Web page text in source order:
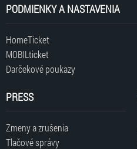
PODMIENKY A NASTAVENIA
HomeTicket
MOBILticket
Darčekové poukazy
PRESS
Zmeny a zrušenia
Tlačové správy